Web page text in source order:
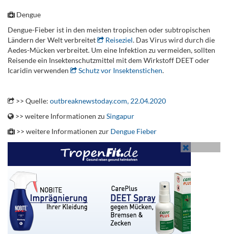
Dengue
Dengue-Fieber ist in den meisten tropischen oder subtropischen
Ländern der Welt verbreitet
Reiseziel. Das Virus wird durch die
Aedes-Mücken verbreitet. Um eine Infektion zu vermeiden, sollten
Reisende ein Insektenschutzmittel mit dem Wirkstoff DEET oder
Icaridin verwenden
Schutz vor Insektenstichen.
>> Quelle: outbreaknewstoday.com, 22.04.2020
>> weitere Informationen zu Singapur
>> weitere Informationen zur Dengue Fieber